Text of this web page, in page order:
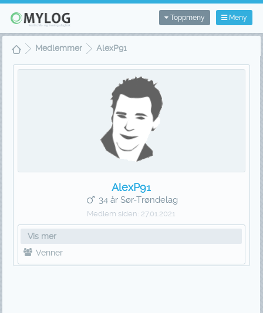
Meny
Toppmeny
Medlemmer AlexP91
AlexP91
34 år Sør-Trøndelag
Medlem siden: 27.01.2021
Vis mer
Venner